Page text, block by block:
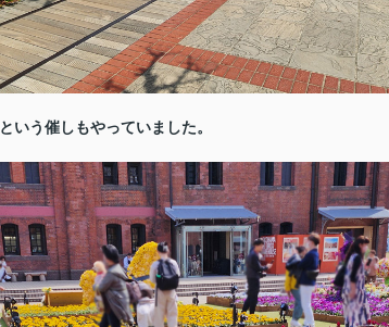
という催しもやっていました。